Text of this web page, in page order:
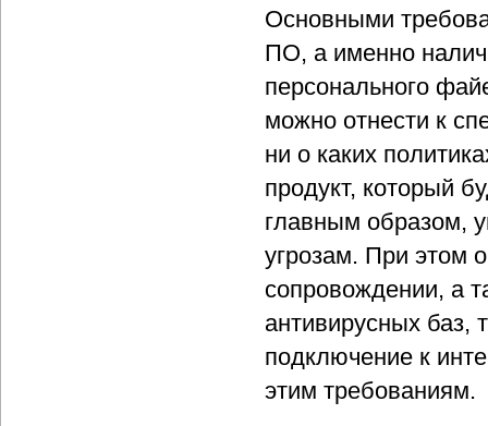
Основными
ПО, а именно
персонального
можно отнести к
ни о каких
продукт, который
главным образом,
угрозам. При этом
сопровождении, а
антивирусных баз,
подключение к
этим требованиям.